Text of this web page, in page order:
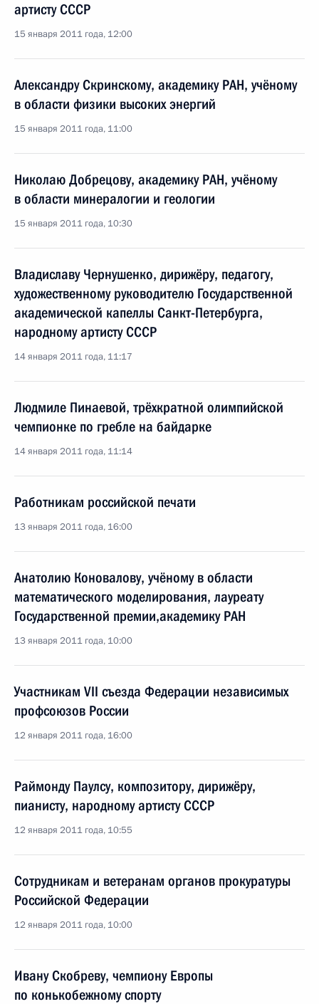
артисту СССР
15 января 2011 года, 12:00
Александру Скринскому, академику РАН, учёному
в области физики высоких энергий
15 января 2011 года, 11:00
Николаю Добрецову, академику РАН, учёному
в области минералогии и геологии
15 января 2011 года, 10:30
Владиславу Чернушенко, дирижёру, педагогу,
художественному руководителю Государственной
академической капеллы Санкт-Петербурга,
народному артисту СССР
14 января 2011 года, 11:17
Людмиле Пинаевой, трёхкратной олимпийской
чемпионке по гребле на байдарке
14 января 2011 года, 11:14
Работникам российской печати
13 января 2011 года, 16:00
Анатолию Коновалову, учёному в области
математического моделирования, лауреату
Государственной премии,академику РАН
13 января 2011 года, 10:00
Участникам VII съезда Федерации независимых
профсоюзов России
12 января 2011 года, 16:00
Раймонду Паулсу, композитору, дирижёру,
пианисту, народному артисту СССР
12 января 2011 года, 10:55
Сотрудникам и ветеранам органов прокуратуры
Российской Федерации
12 января 2011 года, 10:00
Ивану Скобреву, чемпиону Европы
по конькобежному спорту